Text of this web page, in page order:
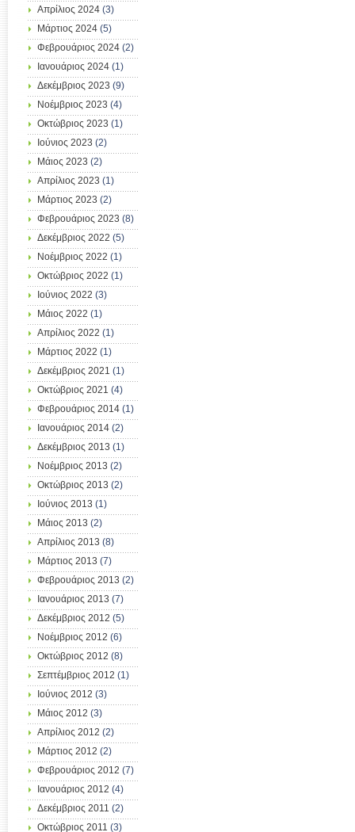
Απρίλιος 2024 (3)
Μάρτιος 2024 (5)
Φεβρουάριος 2024 (2)
Ιανουάριος 2024 (1)
Δεκέμβριος 2023 (9)
Νοέμβριος 2023 (4)
Οκτώβριος 2023 (1)
Ιούνιος 2023 (2)
Μάιος 2023 (2)
Απρίλιος 2023 (1)
Μάρτιος 2023 (2)
Φεβρουάριος 2023 (8)
Δεκέμβριος 2022 (5)
Νοέμβριος 2022 (1)
Οκτώβριος 2022 (1)
Ιούνιος 2022 (3)
Μάιος 2022 (1)
Απρίλιος 2022 (1)
Μάρτιος 2022 (1)
Δεκέμβριος 2021 (1)
Οκτώβριος 2021 (4)
Φεβρουάριος 2014 (1)
Ιανουάριος 2014 (2)
Δεκέμβριος 2013 (1)
Νοέμβριος 2013 (2)
Οκτώβριος 2013 (2)
Ιούνιος 2013 (1)
Μάιος 2013 (2)
Απρίλιος 2013 (8)
Μάρτιος 2013 (7)
Φεβρουάριος 2013 (2)
Ιανουάριος 2013 (7)
Δεκέμβριος 2012 (5)
Νοέμβριος 2012 (6)
Οκτώβριος 2012 (8)
Σεπτέμβριος 2012 (1)
Ιούνιος 2012 (3)
Μάιος 2012 (3)
Απρίλιος 2012 (2)
Μάρτιος 2012 (2)
Φεβρουάριος 2012 (7)
Ιανουάριος 2012 (4)
Δεκέμβριος 2011 (2)
Οκτώβριος 2011 (3)